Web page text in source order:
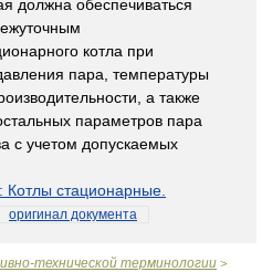
должна обеспечиваться
котла при
пара, температуры
а также
параметров пара
с учетом допускаемых
стационарные.
оригинал документа
технической терминологии >